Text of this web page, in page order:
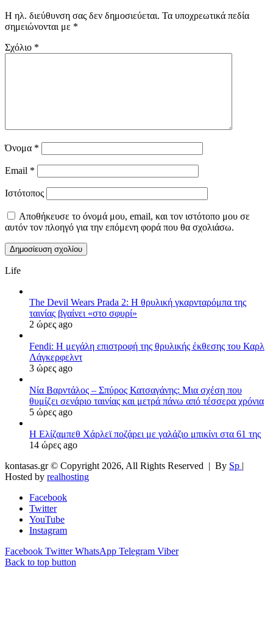
Η ηλ. διεύθυνση σας δεν δημοσιεύεται. Τα υποχρεωτικά πεδία
σημειώνονται με *
Σχόλιο *
Όνομα *
Email *
Ιστότοπος
Αποθήκευσε το όνομά μου, email, και τον ιστότοπο μου σε
αυτόν τον πλοηγό για την επόμενη φορά που θα σχολιάσω.
Life
The Devil Wears Prada 2: Η θρυλική γκαρνταρόμπα της
ταινίας βγαίνει «στο σφυρί»
2 ώρες ago
Fendi: Η μεγάλη επιστροφή της θρυλικής έκθεσης του Καρλ
Λάγκερφελντ
3 ώρες ago
Νία Βαρντάλος – Σπύρος Κατσαγάνης: Μια σχέση που
θυμίζει σενάριο ταινίας και μετρά πάνω από τέσσερα χρόνια
5 ώρες ago
Η Ελίζαμπεθ Χάρλεϊ ποζάρει με γαλάζιο μπικίνι στα 61 της
14 ώρες ago
kontasas.gr © Copyright 2026, All Rights Reserved | By Sp |
Hosted by realhosting
Facebook
Twitter
YouTube
Instagram
Facebook Twitter WhatsApp Telegram Viber
Back to top button